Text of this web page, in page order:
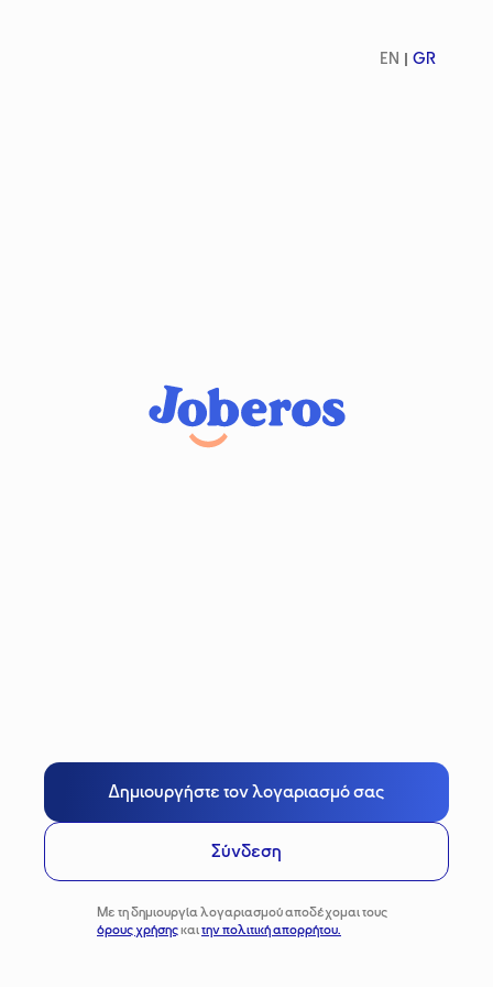
EN GR
Δημιουργήστε τον λογαριασμό σας
Σύνδεση
Με τη δημιουργία λογαριασμού αποδέχομαι τους
όρους χρήσηςκαιτην πολιτική απορρήτου.